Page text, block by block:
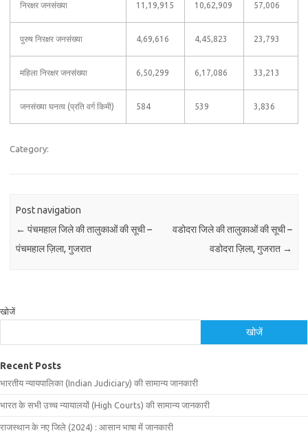
निरक्षर जनसंख्या 11,19,915 10,62,909 57,006
पुरुष निरक्षर जनसंख्या 4,69,616 4,45,823 23,793
महिला निरक्षर जनसंख्या 6,50,299 6,17,086 33,213
जनसंख्या घनत्व (प्रति वर्ग किमी) 584 539 3,836
Category:
Post navigation
← पंचमहाल जिले की तालुकाओं की सूची –
पंचमहाल ज़िला, गुजरात
वडोदरा जिले की तालुकाओं की सूची –
वडोदरा ज़िला, गुजरात →
खोजें
खोजें
Recent Posts
भारतीय न्यायपालिका (Indian Judiciary) की सामान्य जानकारी
भारत के सभी उच्च न्यायालयों (High Courts) की सामान्य जानकारी
राजस्थान के नए जिले (2024) : आसान भाषा में जानकारी